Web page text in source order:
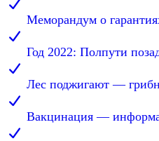
Меморандум о
Год 2022: Полпути
Лес поджигают —
Вакцинация —